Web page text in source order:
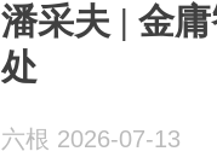
潘采夫 | 金
处
六根 2026-07-13